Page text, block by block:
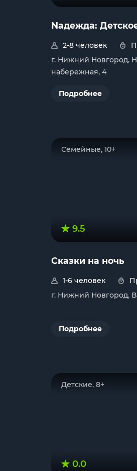
Nадежда:
2-8 человек
г. Нижний Новгород,
набережная, 4
Подробнее
Семейные, 10+
9.5
Сказки на ночь
1-6 человек
г. Нижний Новгород,
Подробнее
Детские, 8+
0.0